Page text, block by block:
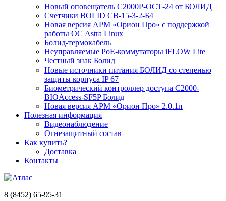
Новый оповещатель С2000Р-ОСТ-24 от БОЛИД
Счетчики BOLID СВ-15-3-2-Б4
Новая версия АРМ «Орион Про» с поддержкой
работы ОС Astra Linux
Болид-термокабель
Неуправляемые PoE-коммутаторы iFLOW Lite
Честный знак Болид
Новые источники питания БОЛИД со степенью
защиты корпуса IP 67
Биометрический контроллер доступа С2000-
BIOAccess-SF5P Болид
Новая версия АРМ «Орион Про» 2.0.1п
Полезная информация
Видеонаблюдение
Огнезащитный состав
Как купить?
Доставка
Контакты
8 (8452) 65-95-31